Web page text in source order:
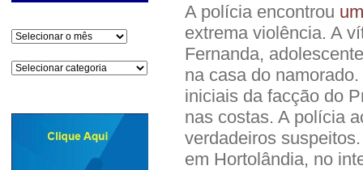
Arquivos
Categorias
A polícia encontrou
extrema violência. A
Fernanda,
na casa do
iniciais da facção do
nas costas. A polícia
verdadeiros
em Hortolândia, no